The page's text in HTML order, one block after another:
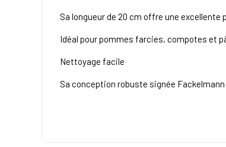
Sa longueur de 20 cm offre une
Idéal pour pommes farcies, compotes et
Nettoyage facile
Sa conception robuste signée